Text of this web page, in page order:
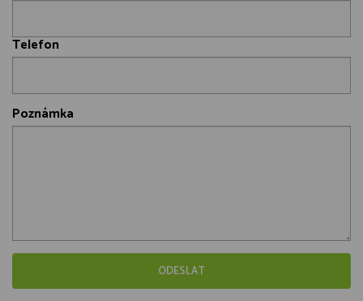
Telefon
Poznámka